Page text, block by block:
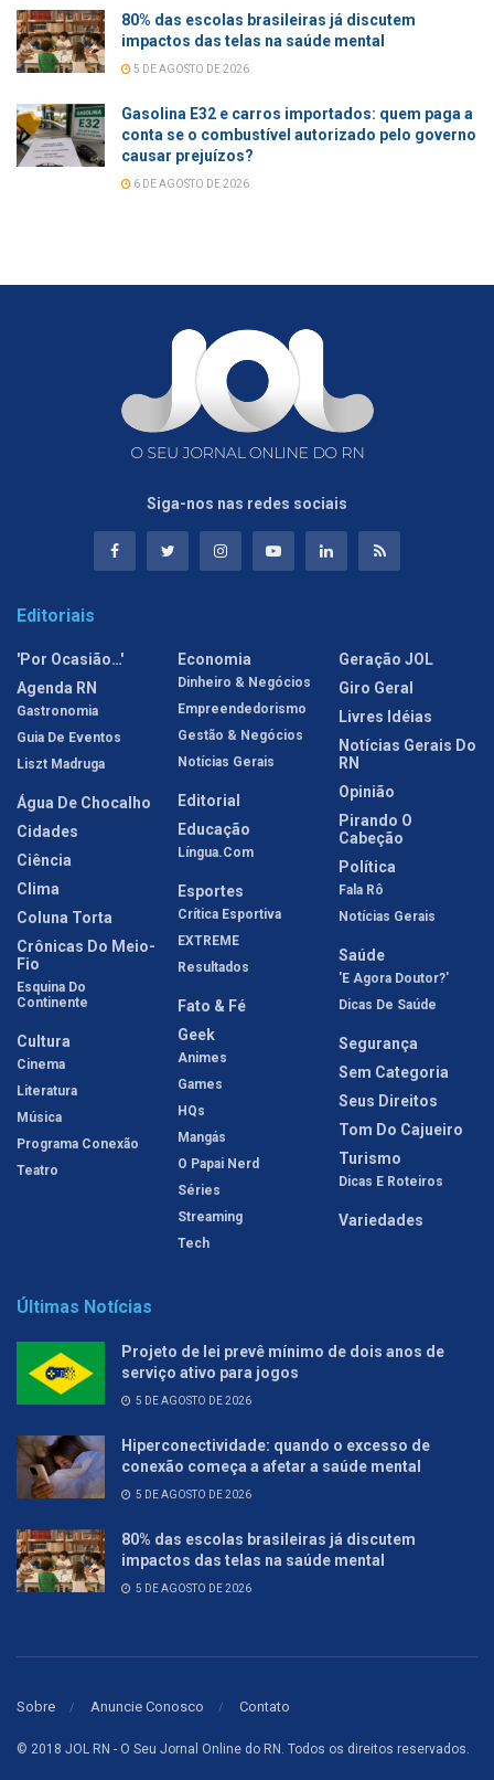
80% das escolas brasileiras já discutem
impactos das telas na saúde mental
5 DE AGOSTO DE 2026
Gasolina E32 e carros importados: quem paga a
conta se o combustível autorizado pelo governo
causar prejuízos?
6 DE AGOSTO DE 2026
Siga-nos nas redes sociais
Editoriais
'Por Ocasião…'
Agenda RN
Gastronomia
Guia De Eventos
Liszt Madruga
Água De Chocalho
Cidades
Ciência
Clima
Coluna Torta
Crônicas Do Meio-
Fio
Esquina Do
Continente
Cultura
Cinema
Literatura
Música
Programa Conexão
Teatro
Economia
Dinheiro & Negócios
Empreendedorismo
Gestão & Negócios
Notícias Gerais
Editorial
Educação
Língua.com
Esportes
Crítica Esportiva
EXTREME
Resultados
Fato & Fé
Geek
Animes
Games
HQs
Mangás
O Papai Nerd
Séries
Streaming
Tech
Geração JOL
Giro Geral
Livres Idéias
Notícias Gerais Do
RN
Opinião
Pirando O
Cabeção
Política
Fala Rô
Notícias Gerais
Saúde
'E Agora Doutor?'
Dicas De Saúde
Segurança
Sem Categoria
Seus Direitos
Tom Do Cajueiro
Turismo
Dicas E Roteiros
Variedades
Últimas Notícias
Projeto de lei prevê mínimo de dois anos de
serviço ativo para jogos
5 DE AGOSTO DE 2026
Hiperconectividade: quando o excesso de
conexão começa a afetar a saúde mental
5 DE AGOSTO DE 2026
80% das escolas brasileiras já discutem
impactos das telas na saúde mental
5 DE AGOSTO DE 2026
Sobre Anuncie Conosco Contato
© 2018 JOL RN - O Seu Jornal Online do RN. Todos os direitos reservados.